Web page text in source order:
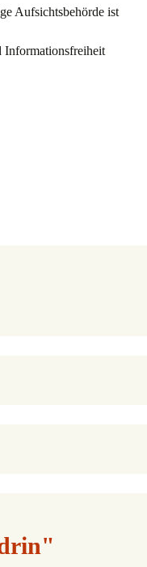
Aufsichtsbehörde ist
Informationsfreiheit